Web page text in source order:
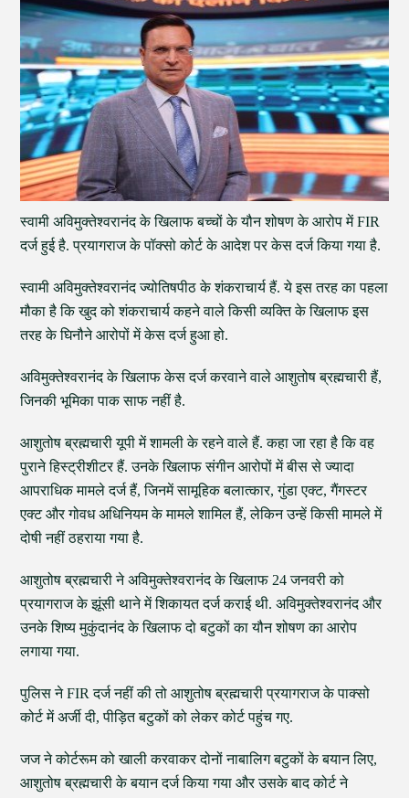
स्वामी अविमुक्तेश्वरानंद के खिलाफ बच्चों के यौन शोषण के आरोप में FIR
दर्ज हुई है. प्रयागराज के पॉक्सो कोर्ट के आदेश पर केस दर्ज किया गया है.
स्वामी अविमुक्तेश्वरानंद ज्योतिषपीठ के शंकराचार्य हैं. ये इस तरह का पहला
मौका है कि खुद को शंकराचार्य कहने वाले किसी व्यक्ति के खिलाफ इस
तरह के घिनौने आरोपों में केस दर्ज हुआ हो.
अविमुक्तेश्वरानंद के खिलाफ केस दर्ज करवाने वाले आशुतोष ब्रह्मचारी हैं,
जिनकी भूमिका पाक साफ नहीं है.
आशुतोष ब्रह्मचारी यूपी में शामली के रहने वाले हैं. कहा जा रहा है कि वह
पुराने हिस्ट्रीशीटर हैं. उनके खिलाफ संगीन आरोपों में बीस से ज्यादा
आपराधिक मामले दर्ज हैं, जिनमें सामूहिक बलात्कार, गुंडा एक्ट, गैंगस्टर
एक्ट और गोवध अधिनियम के मामले शामिल हैं, लेकिन उन्हें किसी मामले में
दोषी नहीं ठहराया गया है.
आशुतोष ब्रह्मचारी ने अविमुक्तेश्वरानंद के खिलाफ 24 जनवरी को
प्रयागराज के झूंसी थाने में शिकायत दर्ज कराई थी. अविमुक्तेश्वरानंद और
उनके शिष्य मुकुंदानंद के खिलाफ दो बटुकों का यौन शोषण का आरोप
लगाया गया.
पुलिस ने FIR दर्ज नहीं की तो आशुतोष ब्रह्मचारी प्रयागराज के पाक्सो
कोर्ट में अर्जी दी, पीड़ित बटुकों को लेकर कोर्ट पहुंच गए.
जज ने कोर्टरूम को खाली करवाकर दोनों नाबालिग बटुकों के बयान लिए,
आशुतोष ब्रह्मचारी के बयान दर्ज किया गया और उसके बाद कोर्ट ने